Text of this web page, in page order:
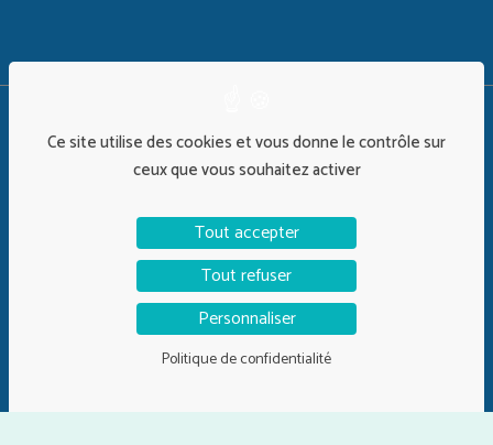
©Alix&Co 2026 | Design :Timothy Largeron
Politique de confidentialité
Mentions Légales
Plan de site
Ce site utilise des cookies et vous donne le contrôle sur
ceux que vous souhaitez activer
Tout accepter
Tout refuser
Personnaliser
Politique de confidentialité